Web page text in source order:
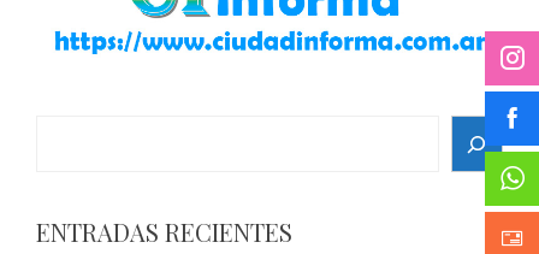
ENTRADAS RECIENTES